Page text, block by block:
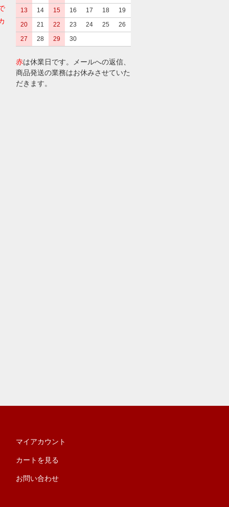
13
14 15 16 17 18
19
20
21 22 23 24 25
26
27
28 29 30
赤は休業日です。メールへの返信、
商品発送の業務はお休みさせていた
だきます。
マイアカウント
カートを見る
お問い合わせ